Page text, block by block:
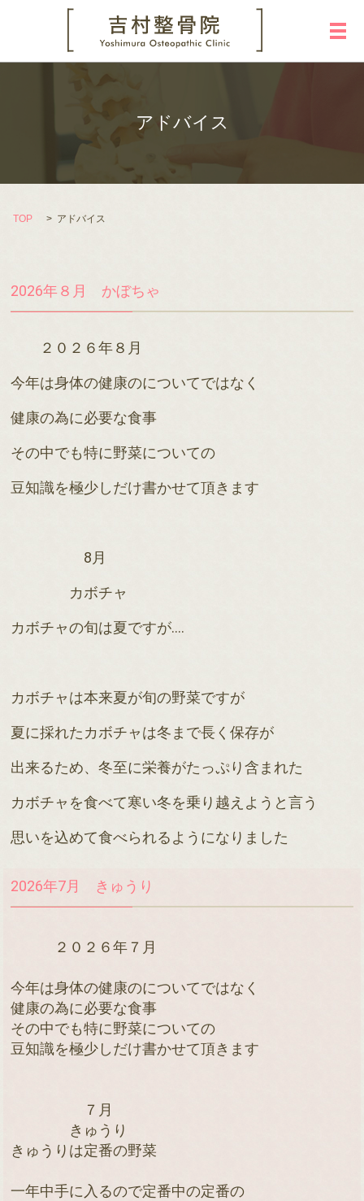
メ
アドバイス
TOP アドバイス
2026年８月 かぼちゃ
２０２６年８月
今年は身体の健康のについてではなく
健康の為に必要な食事
その中でも特に野菜についての
豆知識を極少しだけ書かせて頂きます
8月
カボチャ
カボチャの旬は夏ですが‥‥
カボチャは本来夏が旬の野菜ですが
夏に採れたカボチャは冬まで長く保存が
出来るため、冬至に栄養がたっぷり含まれた
カボチャを食べて寒い冬を乗り越えようと言う
思いを込めて食べられるようになりました
2026年7月 きゅうり
２０２６年７月
今年は身体の健康のについてではなく
健康の為に必要な食事
その中でも特に野菜についての
豆知識を極少しだけ書かせて頂きます
７月
きゅうり
きゅうりは定番の野菜
一年中手に入るので定番中の定番の